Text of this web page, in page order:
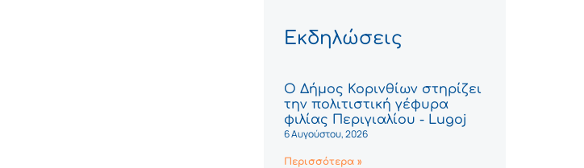
Εκδηλώσεις
Ο Δήμος Κορινθίων στηρίζει
την πολιτιστική γέφυρα
φιλίας Περιγιαλίου - Lugoj
6 Αυγούστου, 2026
Περισσότερα »